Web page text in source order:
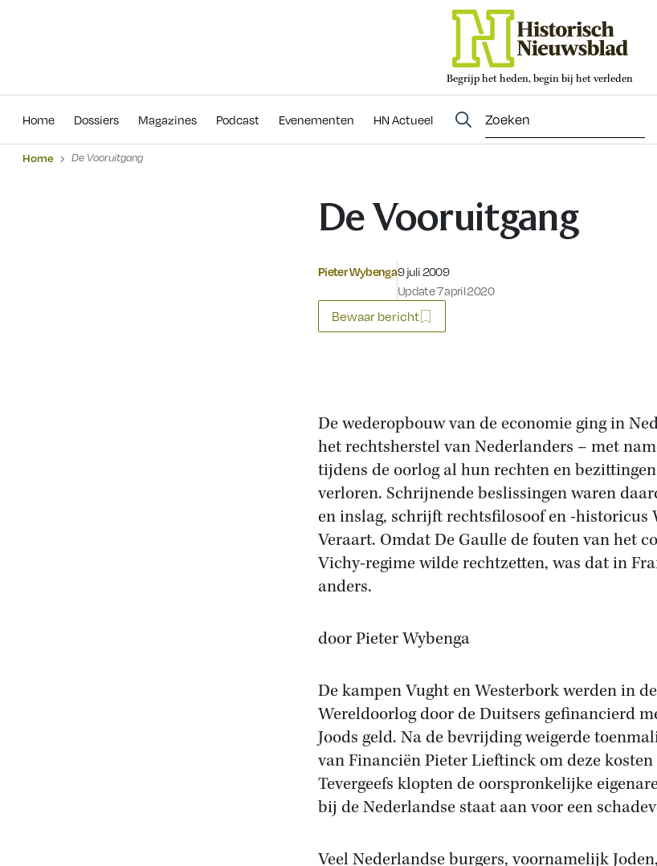
Begrijp het heden, begin bij het verleden
Home Dossiers Magazines Podcast Evenementen HN Actueel
Evenementen
Home De Vooruitgang
De Vooruitgang
Pieter WybengaGepubliceerd op:
9 juli 2009
Update 7 april 2020
Bewaar bericht
De wederopbouw van de economie ging in
het rechtsherstel van Nederlanders – met
tijdens de oorlog al hun rechten en
verloren. Schrijnende beslissingen waren
en inslag, schrijft rechtsfilosoof en -historicus
Veraart. Omdat De Gaulle de fouten van het
Vichy-regime wilde rechtzetten, was dat in
anders.
door Pieter Wybenga
De kampen Vught en Westerbork werden in
Wereldoorlog door de Duitsers gefinancierd
Joods geld. Na de bevrijding weigerde
van Financiën Pieter Lieftinck om deze kosten
Tevergeefs klopten de oorspronkelijke
bij de Nederlandse staat aan voor een
Veel Nederlandse burgers, voornamelijk